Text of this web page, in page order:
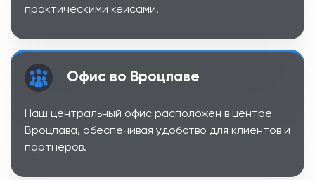
практическими кейсами.
Офис во Вроцлаве
Наш центральный офис расположен в центре
Вроцлава, обеспечивая удобство для клиентов и
партнёров.